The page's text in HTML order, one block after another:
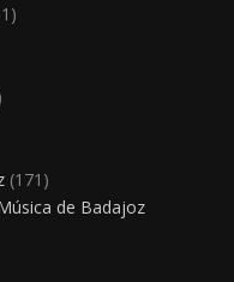
(171)
de Badajoz